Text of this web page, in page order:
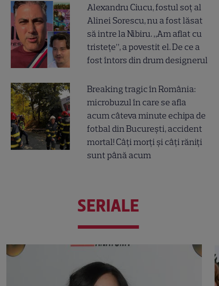
Alexandru Ciucu, fostul soț al
Alinei Sorescu, nu a fost lăsat
să intre la Nibiru. „Am aflat cu
tristețe”, a povestit el. De ce a
fost întors din drum designerul
Breaking tragic în România:
microbuzul în care se afla
acum câteva minute echipa de
fotbal din București, accident
mortal! Câți morți și câți răniți
sunt până acum
SERIALE